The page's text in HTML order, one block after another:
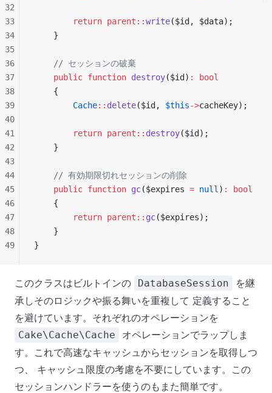
        return
parent::write($id, $data);
    }
    // セッションの破棄
    public
function destroy($id) :
bool
    {
        Cache
:: delete($id, $this->cacheKey);
        return
parent:: destroy($id);
    }
    // 有効期限切れセッションの削除
    public
function gc($expires = null ) :
bool
    {
        return
parent:: gc($expires);
    }
}
32
33
34
35
36
37
38
39
40
41
42
43
44
45
46
47
48
49
このクラスはビルトインの DatabaseSession
を継
承しそのロジックや振る舞いを重複して 定義すること
を避けています。それぞれのオペレーションを
Cake\Cache\Cache
オペレーションでラップしま
す。これで高速なキャッシュからセッションを取得しつ
つ、 キャッシュ限度の考慮を不要にしています。この
セッションハンドラーを使うのもまた簡単です。